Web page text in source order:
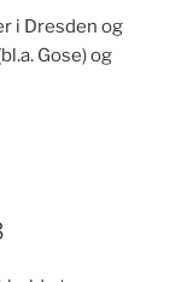
i Dresden og
Gose) og